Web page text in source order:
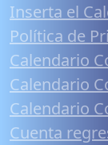
Inserta el
Política de
Calendario
Calendario
Calendario
Cuenta